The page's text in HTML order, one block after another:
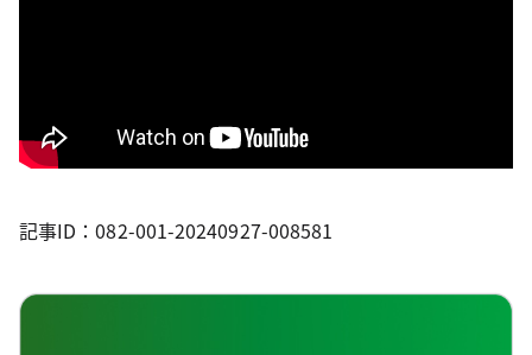
記事ID：082-001-20240927-008581